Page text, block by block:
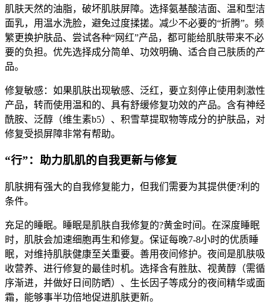
肌肤天然的油脂，破坏肌肤屏障。选择氨基酸洁面、温和型洁
面乳，用温水洗脸，避免过度揉搓。减少不必要的“折腾”。频
繁更换护肤品、尝试各种“网红”产品，都可能给肌肤带来不必
要的负担。优先选择成分简单、功效明确、适合自己肤质的产
品。
修复敏感：如果肌肤出现敏感、泛红，要立刻停止使用刺激性
产品，转而使用温和的、具有舒缓修复功效的产品。含有神经
酰胺、泛醇（维生素b5）、积雪草提取物等成分的护肤品，对
修复受损屏障非常有帮助。
“行”：助力肌肌的自我更新与修复
肌肤拥有强大的自我修复能力，但我们需要为其提供便?利的
条件。
充足的睡眠。睡眠是肌肤自我修复的?黄金时间。在深度睡眠
时，肌肤会加速细胞再生和修复。保证每晚7-8小时的优质睡
眠，对维持肌肤健康至关重要。善用夜间修护。夜间是肌肤吸
收营养、进行修复的最佳时机。选择含有胜肽、视黄醇（需循
序渐进，并做好日间防晒）、生长因子等成分的夜间精华或面
霜，能够事半功倍地促进肌肤更新。